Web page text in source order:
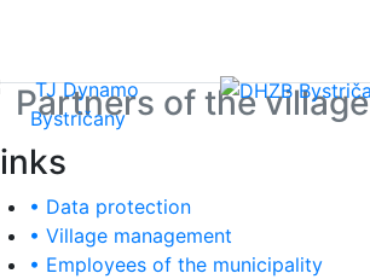
Partners of the village
• Data protection
• Village management
• Employees of the municipality